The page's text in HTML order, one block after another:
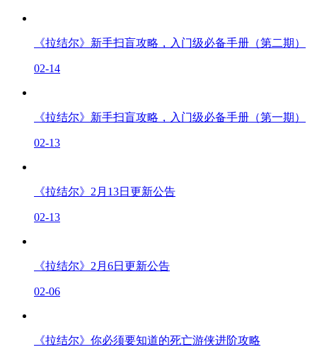
《拉结尔》新手扫盲攻略，入门级必备手册（第二期）
02-14
《拉结尔》新手扫盲攻略，入门级必备手册（第一期）
02-13
《拉结尔》2月13日更新公告
02-13
《拉结尔》2月6日更新公告
02-06
《拉结尔》你必须要知道的死亡游侠进阶攻略